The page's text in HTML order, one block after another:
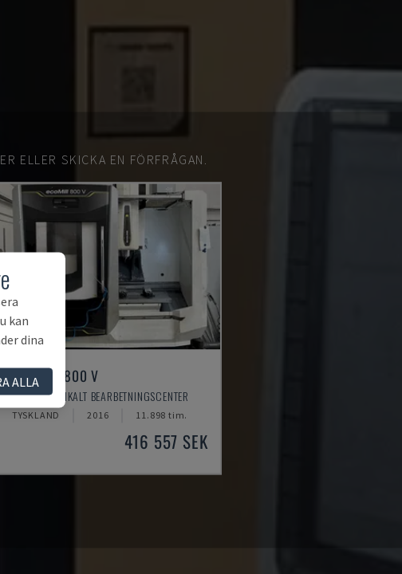
ELLER SKICKA EN FÖRFRÅGAN.
ECOMILL 800 V
DMG - VERTIKALT BEARBETNINGSCENTER
TYSKLAND 2016 11.898 tim.
416 557 SEK
kan
dina
ALLA